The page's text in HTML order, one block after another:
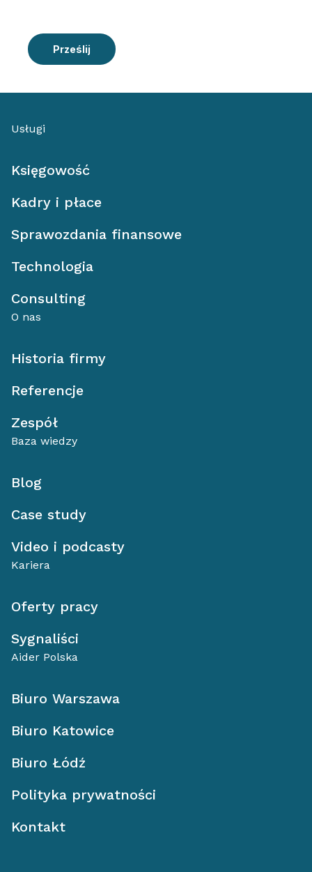
Prześlij
Usługi
Księgowość
Kadry i płace
Sprawozdania finansowe
Technologia
Consulting
O nas
Historia firmy
Referencje
Zespół
Baza wiedzy
Blog
Case study
Video i podcasty
Kariera
Oferty pracy
Sygnaliści
Aider Polska
Biuro Warszawa
Biuro Katowice
Biuro Łódź
Polityka prywatności
Kontakt